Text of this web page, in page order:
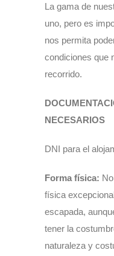
La gama de
uno, pero es
nos permita
condiciones que
recorrido.
NECESARIOS
DNI para el
Forma física:
física
escapada,
tener la
naturaleza y